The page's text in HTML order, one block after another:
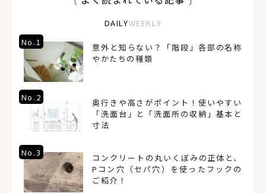
DAILYWEEKLY
No.1
意外と知らない？「階段」各部の名称
やかたちの種類
No.2
奥行きや高さがポイント！使いやすい
「洗面台」と「洗面所の収納」基本と
寸法
No.3
コンクリートの丸いくぼみの正体と、
Pコン穴（セパ穴）を使ったフックの
ご紹介！